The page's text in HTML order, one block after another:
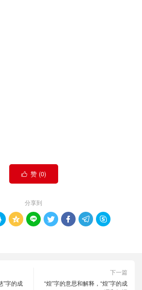
 赞 (0)
分享到
     
”字的成
下一篇
“煌”字的意思和解释，“煌”字的成